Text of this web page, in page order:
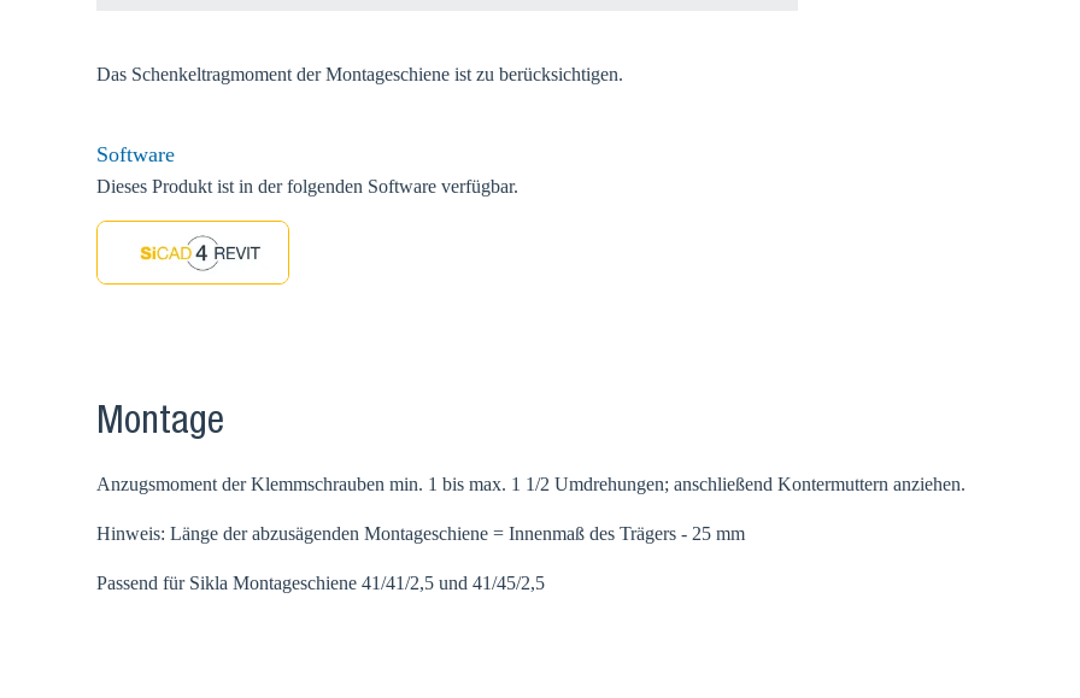
Das Schenkeltragmoment der Montageschiene ist zu berücksichtigen.
Software
Dieses Produkt ist in der folgenden Software verfügbar.
Montage
Anzugsmoment der Klemmschrauben min. 1 bis max. 1 1/2 Umdrehungen; anschließend Kontermuttern anziehen.
Hinweis: Länge der abzusägenden Montageschiene = Innenmaß des Trägers - 25 mm
Passend für Sikla Montageschiene 41/41/2,5 und 41/45/2,5